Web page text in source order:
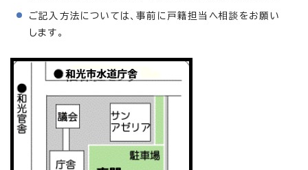
ご記入方法については、事前に戸籍担当へ相談をお願い
します。